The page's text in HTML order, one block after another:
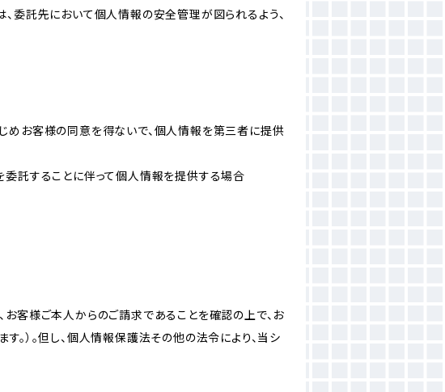
委託先において個人情報の安全管理が図られるよう、
めお客様の同意を得ないで、個人情報を第三者に提供
託することに伴って個人情報を提供する場合
客様ご本人からのご請求であることを確認の上で、お
）。但し、個人情報保護法その他の法令により、当シ